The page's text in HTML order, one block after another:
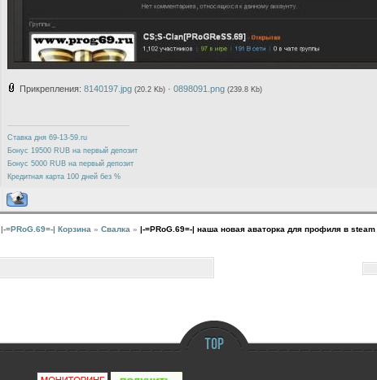
Прикрепления: 8140197.jpg (20.2 Kb) · 0898091.png (239.8 Kb)
Ставка дня 69-13-59.ru
Бонус 19500 RUB на первый депозит
Бонус 5000 RUB на первый депозит
Кредитная карта 100 дней без %
|-=PRoG.69=-| Корзина » Свалка » |-=PRoG.69=-| наша новая аваторка для профиля в steam